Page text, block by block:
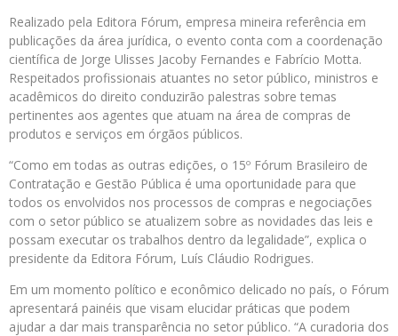
Realizado pela Editora Fórum, empresa mineira referência em
publicações da área jurídica, o evento conta com a coordenação
científica de Jorge Ulisses Jacoby Fernandes e Fabrício Motta.
Respeitados profissionais atuantes no setor público, ministros e
acadêmicos do direito conduzirão palestras sobre temas
pertinentes aos agentes que atuam na área de compras de
produtos e serviços em órgãos públicos.
“Como em todas as outras edições, o 15º Fórum Brasileiro de
Contratação e Gestão Pública é uma oportunidade para que
todos os envolvidos nos processos de compras e negociações
com o setor público se atualizem sobre as novidades das leis e
possam executar os trabalhos dentro da legalidade”, explica o
presidente da Editora Fórum, Luís Cláudio Rodrigues.
Em um momento político e econômico delicado no país, o Fórum
apresentará painéis que visam elucidar práticas que podem
ajudar a dar mais transparência no setor público. “A curadoria dos